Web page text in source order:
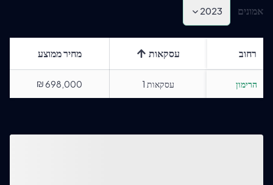
2023 אמונים
רחוב עסקאות מחיר ממוצע
הרימון עסקאות 1
₪698,000